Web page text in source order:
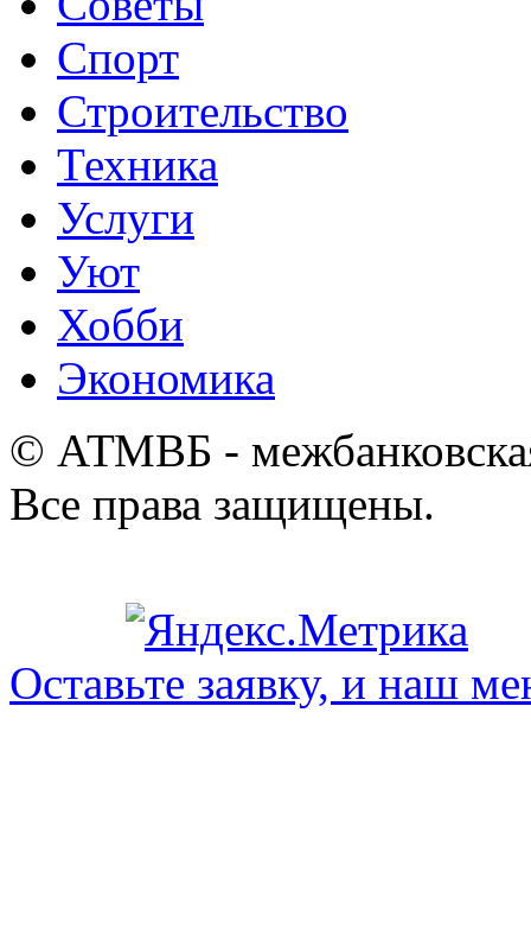
Спорт
Строительство
Техника
Услуги
Уют
Хобби
Экономика
© АТМВБ -
Все права защищены.
Оставьте заявку, и наш